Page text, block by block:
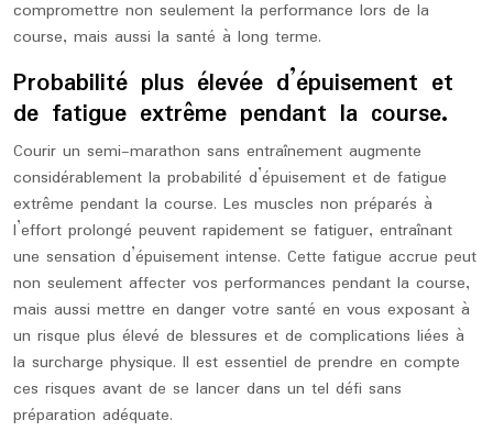
compromettre non seulement la performance lors de la
course, mais aussi la santé à long terme.
Probabilité plus élevée d’épuisement et
de fatigue extrême pendant la course.
Courir un semi-marathon sans entraînement augmente
considérablement la probabilité d’épuisement et de fatigue
extrême pendant la course. Les muscles non préparés à
l’effort prolongé peuvent rapidement se fatiguer, entraînant
une sensation d’épuisement intense. Cette fatigue accrue peut
non seulement affecter vos performances pendant la course,
mais aussi mettre en danger votre santé en vous exposant à
un risque plus élevé de blessures et de complications liées à
la surcharge physique. Il est essentiel de prendre en compte
ces risques avant de se lancer dans un tel défi sans
préparation adéquate.